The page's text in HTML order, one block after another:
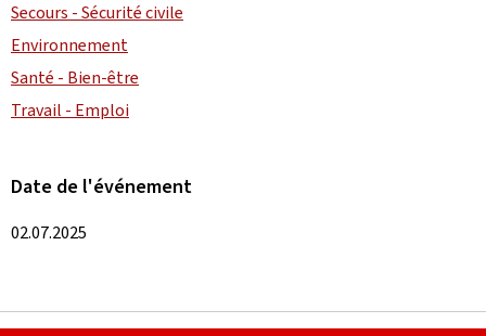
Secours - Sécurité civile
Environnement
Santé - Bien-être
Travail - Emploi
Date de l'événement
02.07.2025